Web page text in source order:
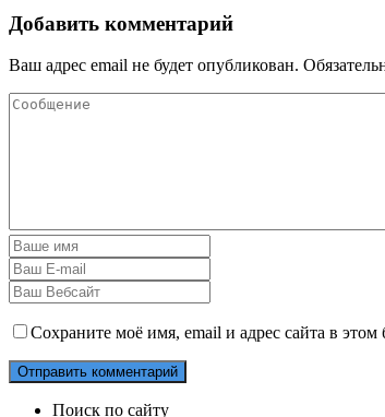
Добавить комментарий
Ваш адрес email не будет опубликован.
Сохраните моё имя, email и адрес сайта в
Поиск по сайту